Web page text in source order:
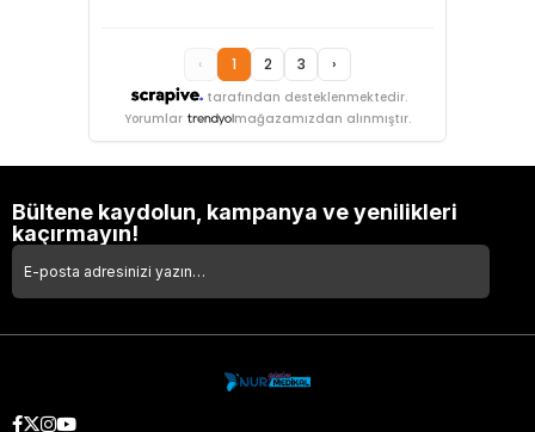
tarafından desteklenmektedir.
‹ 1 2 3 ›
Yorumlar mağazamızdan alınmıştır.
Bültene kaydolun, kampanya ve yenilikleri
kaçırmayın!